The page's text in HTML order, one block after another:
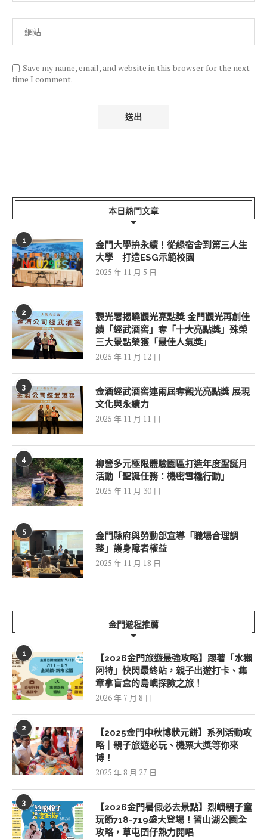
Save my name, email, and website in this browser for the next
time I comment.
本日熱門文章
1
金門大學拚永續！從綠宿舍到第三人生
大學 打造ESG示範校園
2025 年 11 月 5 日
2
觀光署揭曉觀光亮點獎 金門觀光再創佳
績「經武酒窖」奪「十大亮點獎」殊榮
三大景點榮獲「最佳人氣獎」
2025 年 11 月 12 日
3
金酒經武酒窖連兩屆奪觀光亮點獎 展現
文化與永續力
2025 年 11 月 11 日
4
柳營多元極限體驗園區打造年度聖誕月
活動「聖誕任務：機密雪橇行動」
2025 年 11 月 30 日
5
金門縣府與勞動部宣導「職場合理調
整」護身障者權益
2025 年 11 月 18 日
金門遊程推薦
1
【2026金門旅遊最強攻略】跟著「水獺
阿特」快閃最終站，親子出遊打卡、集
章拿盲盒的島嶼探險之旅！
2026 年 7 月 8 日
2
【2025金門中秋博狀元餅】系列活動攻
略｜親子旅遊必玩、機票大獎等你來
博！
2025 年 8 月 27 日
3
【2026金門暑假必去景點】烈嶼親子童
玩節718-719盛大登場！習山湖公園全
攻略，草屯囝仔熱力開唱